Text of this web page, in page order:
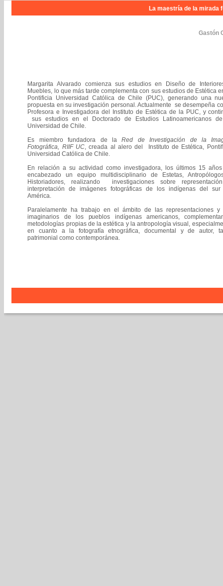
La maestría de la mirada
Gastón
Margarita Alvarado comienza sus estudios en Diseño de
Muebles, lo que más tarde complementa con sus estudios de Estética
Pontificia Universidad Católica de Chile (PUC), generando una
propuesta en su investigación personal. Actualmente se desempeña
Profesora e Investigadora del Instituto de Estética de la PUC, y
sus estudios en el Doctorado de Estudios Latinoamericanos
Universidad de Chile.
Es miembro fundadora de laRed de Investigación de la
Fotográfica, RIIF UC, creada al alero del Instituto de Estética,
Universidad Católica de Chile.
En relación a su actividad como investigadora, los últimos 15
encabezado un equipo multidisciplinario de Estetas,
Historiadores, realizando investigaciones sobre
interpretación de imágenes fotográficas de los indígenas del
América.
Paralelamente ha trabajo en el ámbito de las representaciones y
imaginarios de los pueblos indígenas americanos,
metodologías propias de la estética y la antropología visual,
en cuanto a la fotografía etnográfica, documental y de autor,
patrimonial como contemporánea.